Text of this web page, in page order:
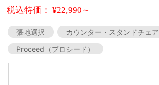
税込特価： ¥22,990～
張地選択
カウンター・スタンドチェア
Proceed（プロシード）